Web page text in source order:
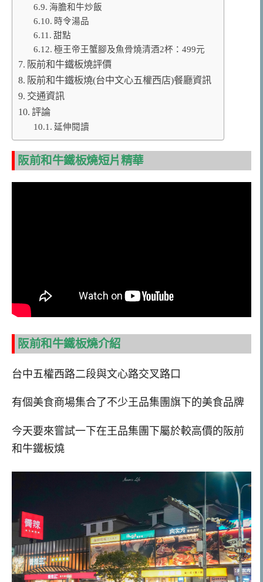
海膽和牛炒飯
時令湯品
甜點
極王帝王蟹腳及魚骨燒清酒2杯：499元
阪前和牛鐵板燒評價
阪前和牛鐵板燒(台中文心五權西店)餐廳資訊
交通資訊
評論
延伸閱讀
阪前和牛鐵板燒短片精華
阪前和牛鐵板燒介紹
台中五權西路二段與文心路交叉路口
有個美食商場集合了不少王品集團旗下的美食品牌
今天要來嘗試一下在王品集團下屬於較高價的阪前
和牛鐵板燒